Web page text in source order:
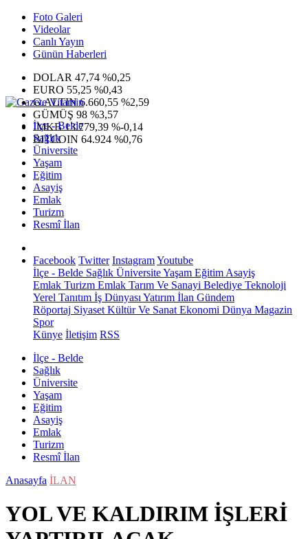
Foto Galeri
Videolar
Canlı Yayın
Günün Haberleri
DOLAR 47,74 %0,25
EURO 55,25 %0,43
G.ALTIN6.660,55 %2,59
GÜMÜŞ 98 %3,57
IMKB13.779,39 %-0,14
BITCOIN 64.924 %0,76
İlçe - Belde
Sağlık
Üniversite
Yaşam
Eğitim
Asayiş
Emlak
Turizm
Resmî İlan
Facebook Twitter InstagramYoutube
İlçe - Belde Sağlık ÜniversiteYaşam Eğitim Asayiş
Emlak Turizm Emlak Tarım Ve Sanayi Belediye Teknoloji
Yerel Tanıtım İş Dünyası Yatırım İlan Gündem
Röportaj Siyaset Kültür Ve Sanat Ekonomi Dünya Magazin
Spor
Künye İletişim RSS
İlçe - Belde
Sağlık
Üniversite
Yaşam
Eğitim
Asayiş
Emlak
Turizm
Resmî İlan
Anasayfa İLAN
YOL VE KALDIRIM İŞLERİ